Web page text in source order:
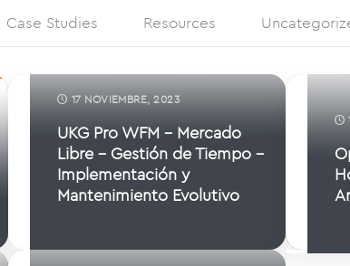
Case Studies Resources
17 NOVIEMBRE, 2023
UKG Pro WFM – Mercado
Libre – Gestión de Tiempo –
Implementación y
Mantenimiento Evolutivo